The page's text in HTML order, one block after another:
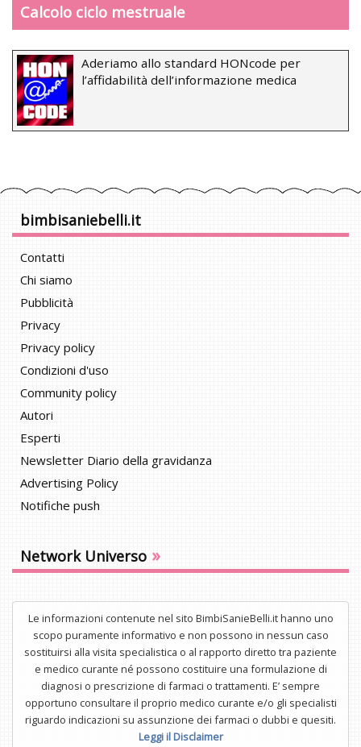
Calcolo ciclo mestruale
Aderiamo allo standard HONcode per
l’affidabilità dell’informazione medica
bimbisaniebelli.it
Contatti
Chi siamo
Pubblicità
Privacy
Privacy policy
Condizioni d'uso
Community policy
Autori
Esperti
Newsletter Diario della gravidanza
Advertising Policy
Notifiche push
Network Universo »
Le informazioni contenute nel sito BimbiSanieBelli.it hanno uno
scopo puramente informativo e non possono in nessun caso
sostituirsi alla visita specialistica o al rapporto diretto tra paziente
e medico curante né possono costituire una formulazione di
diagnosi o prescrizione di farmaci o trattamenti. E’ sempre
opportuno consultare il proprio medico curante e/o gli specialisti
riguardo indicazioni su assunzione dei farmaci o dubbi e quesiti.
Leggi il Disclaimer